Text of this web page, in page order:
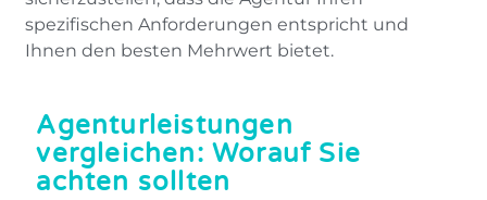
spezifischen Anforderungen entspricht und
Ihnen den besten Mehrwert bietet.
Agenturleistungen
vergleichen: Worauf Sie
achten sollten